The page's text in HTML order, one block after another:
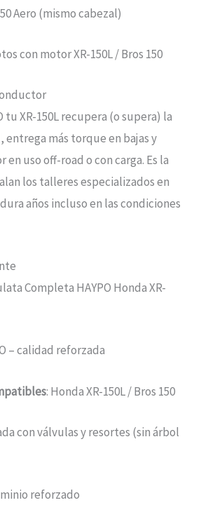
Aero (mismo cabezal)
con motor XR-150L / Bros 150
tu XR-150L recupera (o supera) la
entrega más torque en bajas y
en uso off-road o con carga. Es la
los talleres especializados en
años incluso en las condiciones
Completa HAYPO Honda XR-
– calidad reforzada
: Honda XR-150L / Bros 150
con válvulas y resortes (sin árbol
reforzado